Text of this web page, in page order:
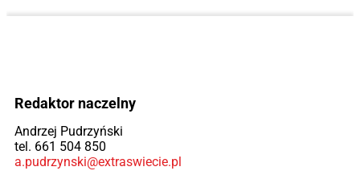
Redaktor naczelny
Andrzej Pudrzyński
tel. 661 504 850
a.pudrzynski@extraswiecie.pl